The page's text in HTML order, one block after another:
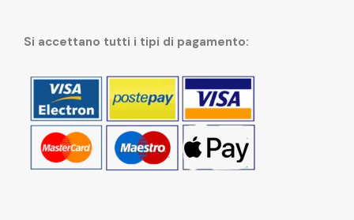
Si accettano tutti i tipi di pagamento: